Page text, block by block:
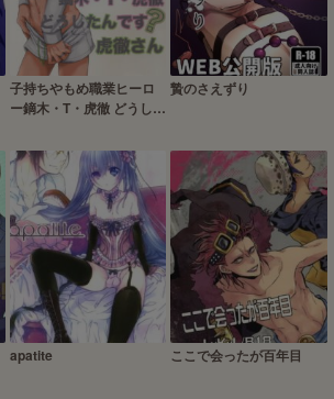
子持ちやもめ職業ヒーロ
ー鏑木・T・虎徹 どうした
贄のさえずり
apatite ここで会ったが百年目